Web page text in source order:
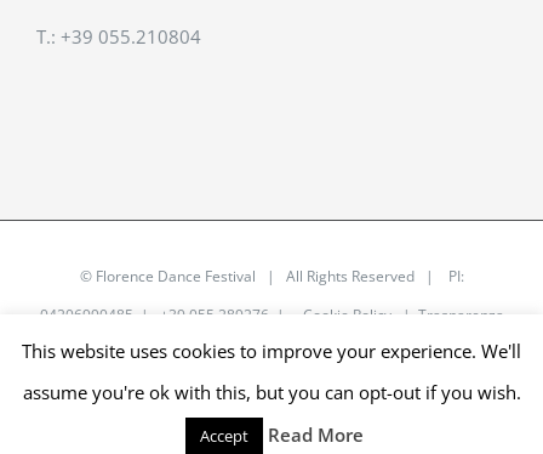
T.: +39 055.210804
© Florence Dance Festival | All Rights Reserved | PI:
04206990485 | +39 055 289276 | Cookie Policy| Trasparenza
|
FacebookYouTubeInstagram
Email
This website uses cookies to improve your experience. We'll
assume you're ok with this, but you can opt-out if you wish.
Accept Read More